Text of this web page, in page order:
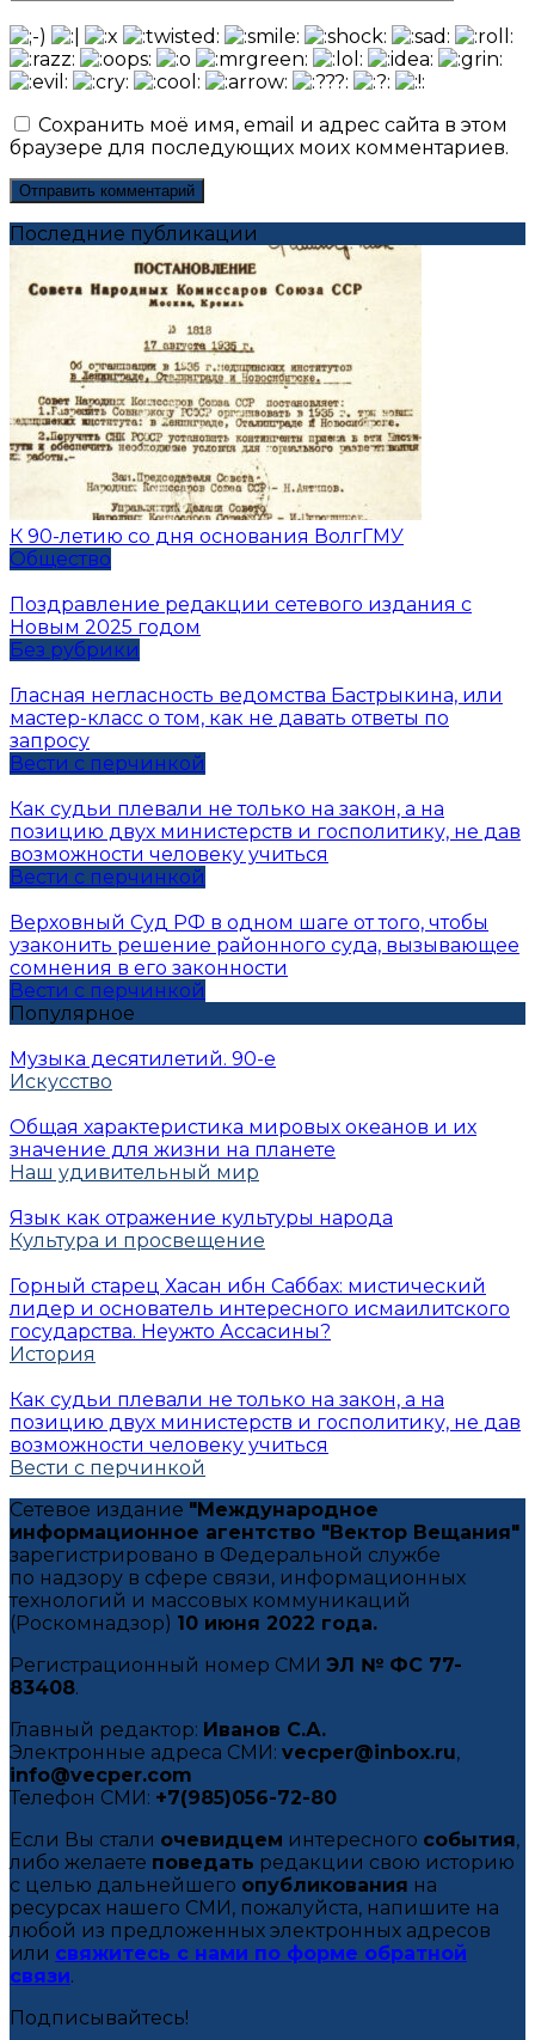
Сохранить моё имя, email и адрес сайта в этом
браузере для последующих моих комментариев.
Последние публикации
К 90-летию со дня основания ВолгГМУ
Общество
Поздравление редакции сетевого издания с
Новым 2025 годом
Без рубрики
Гласная негласность ведомства Бастрыкина, или
мастер-класс о том, как не давать ответы по
запросу
Вести с перчинкой
Как судьи плевали не только на закон, а на
позицию двух министерств и госполитику, не дав
возможности человеку учиться
Вести с перчинкой
Верховный Суд РФ в одном шаге от того, чтобы
узаконить решение районного суда, вызывающее
сомнения в его законности
Вести с перчинкой
Популярное
Музыка десятилетий. 90-е
Искусство
Общая характеристика мировых океанов и их
значение для жизни на планете
Наш удивительный мир
Язык как отражение культуры народа
Культура и просвещение
Горный старец Хасан ибн Саббах: мистический
лидер и основатель интересного исмаилитского
государства. Неужто Ассасины?
История
Как судьи плевали не только на закон, а на
позицию двух министерств и госполитику, не дав
возможности человеку учиться
Вести с перчинкой
Сетевое издание "Международное
информационное агентство "Вектор Вещания"
зарегистрировано в Федеральной службе
по надзору в сфере связи, информационных
технологий и массовых коммуникаций
(Роскомнадзор) 10 июня 2022 года.
Регистрационный номер СМИ ЭЛ № ФС 77-
83408.
Главный редактор: Иванов С.А.
Электронные адреса СМИ: vecper@inbox.ru,
info@vecper.com
Телефон СМИ: +7(985)056-72-80
Если Вы стали очевидцем интересного события,
либо желаете поведать редакции свою историю
с целью дальнейшего опубликования на
ресурсах нашего СМИ, пожалуйста, напишите на
любой из предложенных электронных адресов
или свяжитесь с нами по форме обратной
связи.
Подписывайтесь!